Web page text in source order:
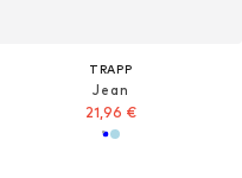
TRAPP
Jean
21,96 €